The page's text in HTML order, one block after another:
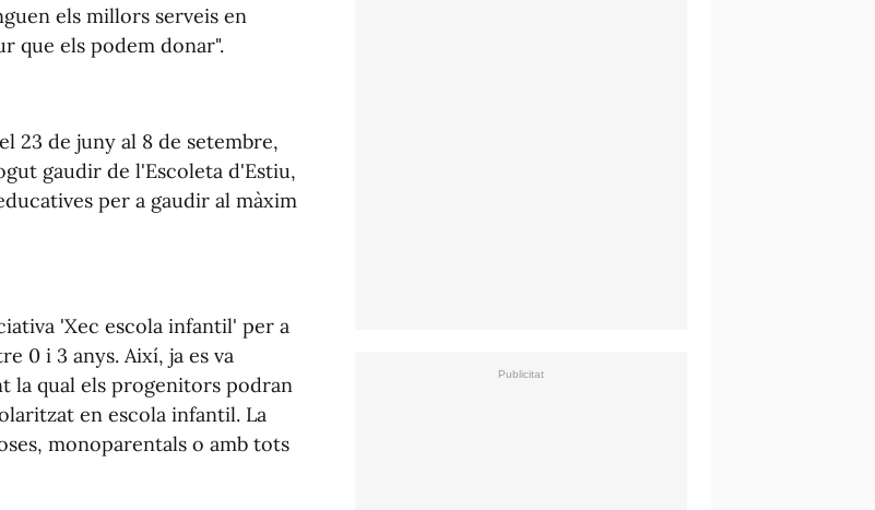
els millors serveis en
que els podem donar".
23 de juny al 8 de setembre,
gaudir de l'Escoleta d'Estiu,
per a gaudir al màxim
'Xec escola infantil' per a
0 i 3 anys. Així, ja es va
la qual els progenitors podran
en escola infantil. La
monoparentals o amb tots